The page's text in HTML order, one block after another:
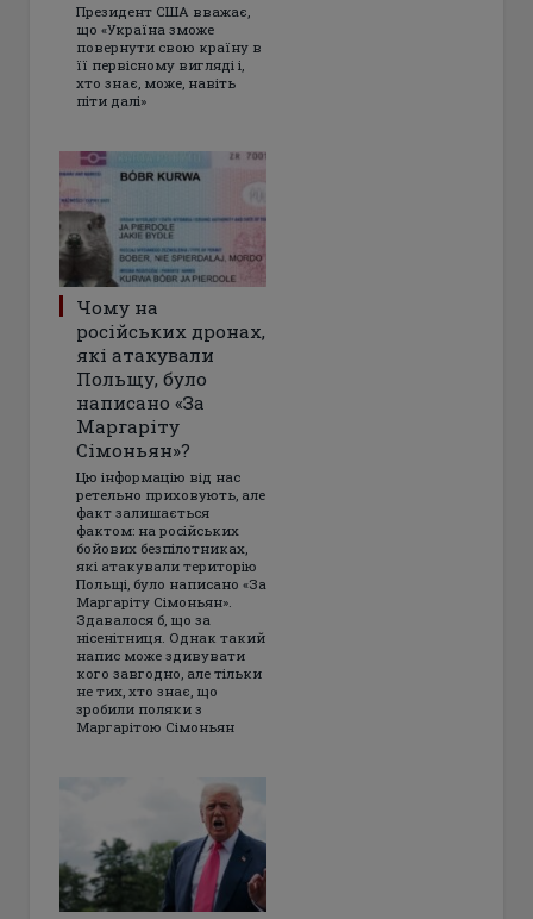
Президент США вважає,
що «Україна зможе
повернути свою країну в
її первісному вигляді і,
хто знає, може, навіть
піти далі»
Чому на
російських дронах,
які атакували
Польщу, було
написано «За
Маргаріту
Сімоньян»?
Цю інформацію від нас
ретельно приховують, але
факт залишається
фактом: на російських
бойових безпілотниках,
які атакували територію
Польщі, було написано «За
Маргаріту Сімоньян».
Здавалося б, що за
нісенітниця. Однак такий
напис може здивувати
кого завгодно, але тільки
не тих, хто знає, що
зробили поляки з
Маргарітою Сімоньян